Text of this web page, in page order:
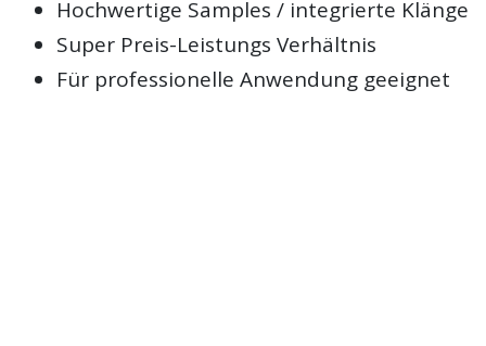
Hochwertige Samples / integrierte Klänge
Super Preis-Leistungs Verhältnis
Für professionelle Anwendung geeignet